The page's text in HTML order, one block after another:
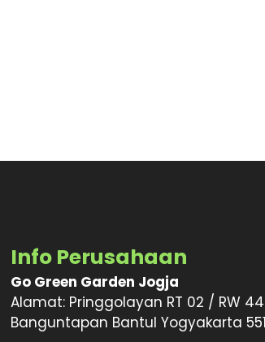
Info Perusahaan
Go Green Garden Jogja
Alamat: Pringgolayan RT 02 / RW 44
Banguntapan Bantul Yogyakarta